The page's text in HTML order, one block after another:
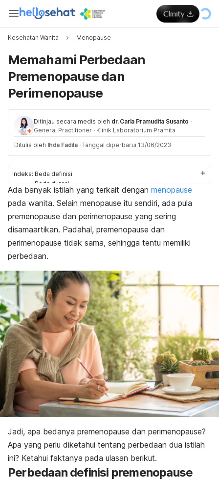
Kesehatan Wanita Menopause
Memahami Perbedaan
Premenopause dan
Perimenopause
Ditinjau secara medis oleh dr. Carla Pramudita Susanto ·
General Practitioner · Klinik Laboratorium Pramita
Ditulis oleh Ihda Fadila · Tanggal diperbarui 13/06/2023
Indeks: Beda definisi
Beda durasi
Beda gejala
Ada banyak istilah yang terkait dengan menopause
pada wanita. Selain menopause itu sendiri, ada pula
premenopause dan perimenopause yang sering
disamaartikan. Padahal, premenopause dan
perimenopause tidak sama, sehingga tentu memiliki
perbedaan.
Jadi, apa bedanya premenopause dan perimenopause?
Apa yang perlu diketahui tentang perbedaan dua istilah
ini? Ketahui faktanya pada ulasan berikut.
Perbedaan definisi premenopause